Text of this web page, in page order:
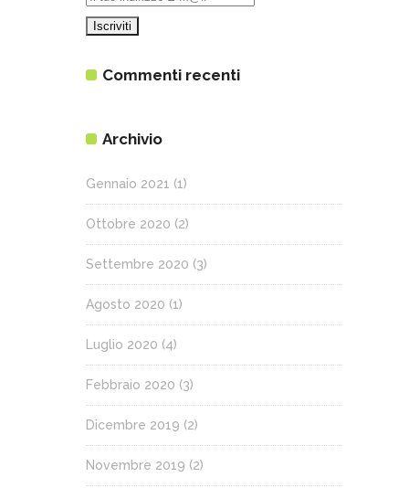
Commenti recenti
Archivio
Gennaio 2021 (1)
Ottobre 2020 (2)
Settembre 2020 (3)
Agosto 2020 (1)
Luglio 2020 (4)
Febbraio 2020 (3)
Dicembre 2019 (2)
Novembre 2019 (2)